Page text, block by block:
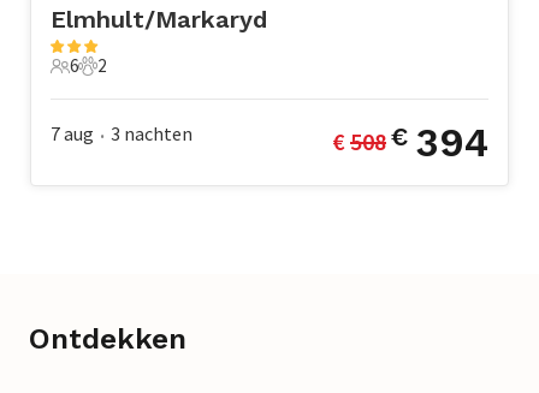
Elmhult/Markaryd
6 Gasten
6
2 Huisdieren
2
7 aug • 3 nachten € 508€ 394
Ontdekken